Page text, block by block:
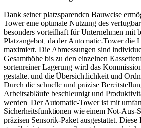
Dank seiner platzsparenden Bauweise
Tower eine optimale Nutzung des
besonders vorteilhaft für Unternehmen mit
Platzangebot, da der Automatic-Tower die
maximiert. Die Abmessungen sind
Gesamthöhe bis zu den einzelnen
sortenreiner Lagerung wird das
gestaltet und die Übersichtlichkeit und
Durch die schnelle und präzise
Arbeitsabläufe beschleunigt und
werden. Der Automatic-Tower ist mit
Sicherheitsfunktionen wie einem Not-Aus-
präzisen Sensorik-Paket ausgestattet. Diese